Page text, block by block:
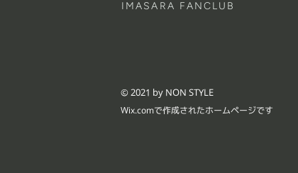
IMASARA FANCLUB
© 2021 by NON STYLE
Wix.comで作成されたホームページです